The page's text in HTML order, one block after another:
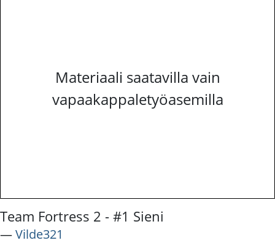
Materiaali saatavilla vain
vapaakappaletyöasemilla
Team Fortress 2 - #1 Sieni
―Vilde321